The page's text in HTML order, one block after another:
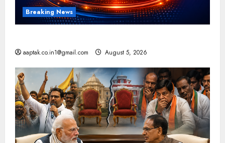
Breaking News
aaptak.co.in1@gmail.com August 5, 2026